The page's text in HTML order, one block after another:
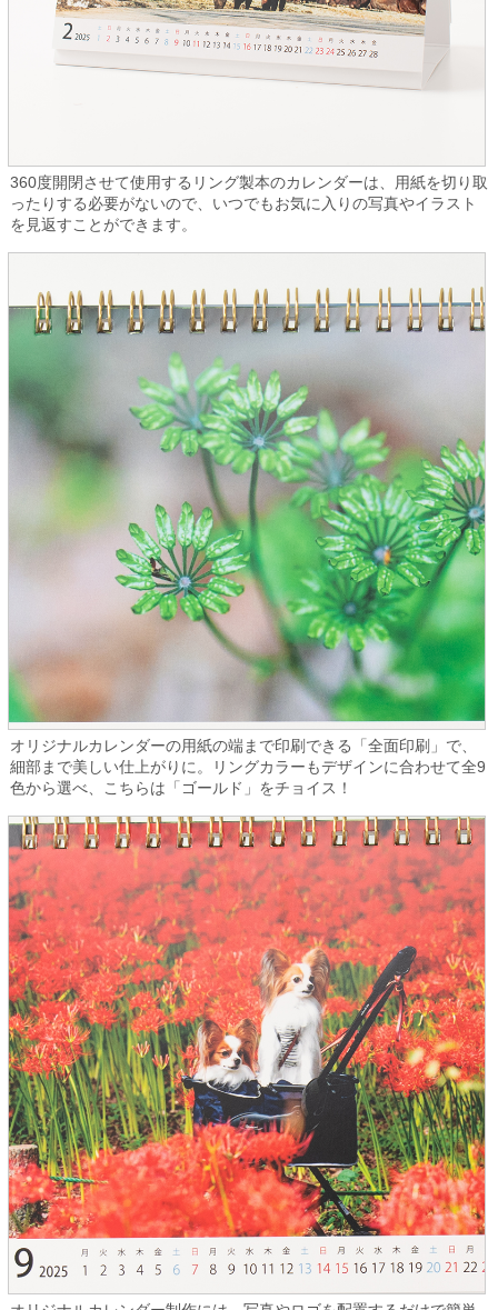
360度開閉させて使用するリング製本のカレンダーは、用紙を切り取
ったりする必要がないので、いつでもお気に入りの写真やイラスト
を見返すことができます。
オリジナルカレンダーの用紙の端まで印刷できる「全面印刷」で、
細部まで美しい仕上がりに。リングカラーもデザインに合わせて全9
色から選べ、こちらは「ゴールド」をチョイス！